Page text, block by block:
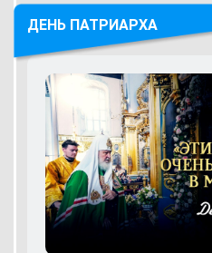
ДЕНЬ ПАТРИАРХА